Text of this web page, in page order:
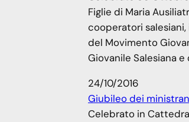
Figlie di Maria
cooperatori salesiani,
del Movimento
Giovanile Salesiana e
24/10/2016
Giubileo dei
Celebrato in